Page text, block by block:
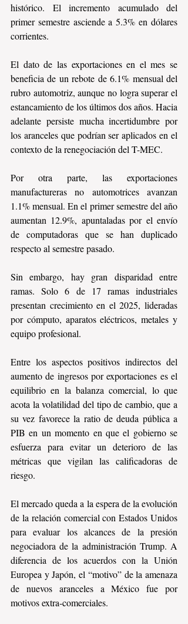
histórico. El incremento acumulado del
primer semestre asciende a 5.3% en dólares
corrientes.
El dato de las exportaciones en el mes se
beneficia de un rebote de 6.1% mensual del
rubro automotriz, aunque no logra superar el
estancamiento de los últimos dos años. Hacia
adelante persiste mucha incertidumbre por
los aranceles que podrían ser aplicados en el
contexto de la renegociación del T-MEC.
Por otra parte, las exportaciones
manufactureras no automotrices avanzan
1.1% mensual. En el primer semestre del año
aumentan 12.9%, apuntaladas por el envío
de computadoras que se han duplicado
respecto al semestre pasado.
Sin embargo, hay gran disparidad entre
ramas. Solo 6 de 17 ramas industriales
presentan crecimiento en el 2025, lideradas
por cómputo, aparatos eléctricos, metales y
equipo profesional.
Entre los aspectos positivos indirectos del
aumento de ingresos por exportaciones es el
equilibrio en la balanza comercial, lo que
acota la volatilidad del tipo de cambio, que a
su vez favorece la ratio de deuda pública a
PIB en un momento en que el gobierno se
esfuerza para evitar un deterioro de las
métricas que vigilan las calificadoras de
riesgo.
El mercado queda a la espera de la evolución
de la relación comercial con Estados Unidos
para evaluar los alcances de la presión
negociadora de la administración Trump. A
diferencia de los acuerdos con la Unión
Europea y Japón, el “motivo” de la amenaza
de nuevos aranceles a México fue por
motivos extra-comerciales.